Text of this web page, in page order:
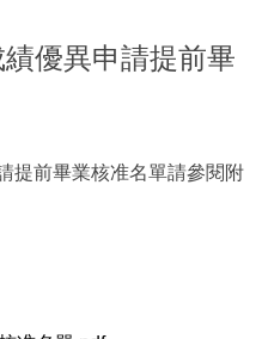
優異申請提前畢
提前畢業核准名單請參閱附